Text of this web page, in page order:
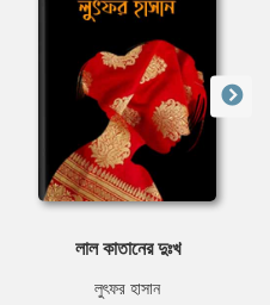
লাল কাতানের দুঃখ
লুৎফর হাসান